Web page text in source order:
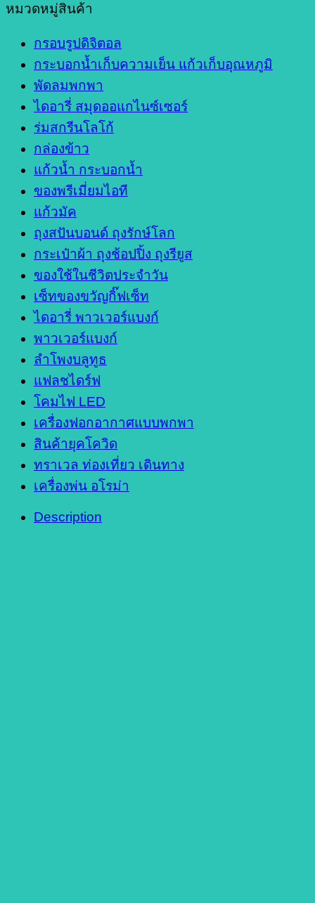
หมวดหมู่สินค้า
กรอบรูปดิจิตอล
กระบอกน้ำเก็บความเย็น แก้วเก็บอุณหภูมิ
พัดลมพกพา
ไดอารี่ สมุดออแกไนซ์เซอร์
ร่มสกรีนโลโก้
กล่องข้าว
แก้วน้ำ กระบอกน้ำ
ของพรีเมี่ยมไอที
แก้วมัค
ถุงสปันบอนด์ ถุงรักษ์โลก
กระเป๋าผ้า ถุงช้อปปิ้ง ถุงรียูส
ของใช้ในชีวิตประจำวัน
เซ็ทของขวัญกิ๊ฟเซ็ท
ไดอารี่ พาวเวอร์แบงก์
พาวเวอร์แบงก์
ลำโพงบลูทูธ
แฟลชไดร์ฟ
โคมไฟ LED
เครื่องฟอกอากาศแบบพกพา
สินค้ายุคโควิด
ทราเวล ท่องเที่ยว เดินทาง
เครื่องพ่น อโรม่า
Description